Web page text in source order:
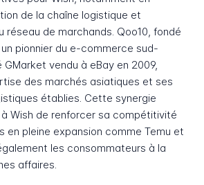
de la chaîne logistique et
réseau de marchands. Qoo10, fondé
un pionnier du e-commerce sud-
vendu à eBay en 2009,
des marchés asiatiques et ses
établies. Cette synergie
Wish de renforcer sa compétitivité
en pleine expansion comme Temu et
les consommateurs à la
affaires.